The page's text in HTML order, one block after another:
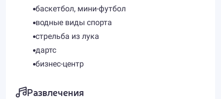
баскетбол, мини-футбол
водные виды спорта
стрельба из лука
дартс
бизнес-центр
Развлечения